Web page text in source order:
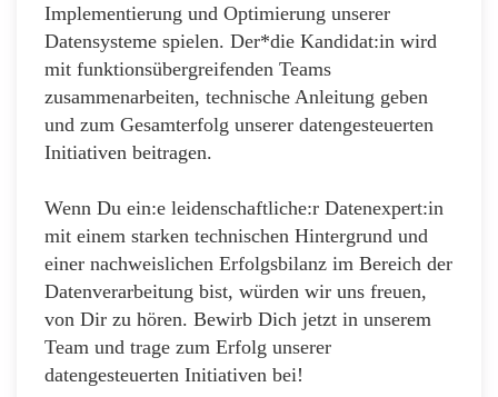
Implementierung und Optimierung unserer
Datensysteme spielen. Der*die Kandidat:in wird
mit funktionsübergreifenden Teams
zusammenarbeiten, technische Anleitung geben
und zum Gesamterfolg unserer datengesteuerten
Initiativen beitragen.
Wenn Du ein:e leidenschaftliche:r Datenexpert:in
mit einem starken technischen Hintergrund und
einer nachweislichen Erfolgsbilanz im Bereich der
Datenverarbeitung bist, würden wir uns freuen,
von Dir zu hören. Bewirb Dich jetzt in unserem
Team und trage zum Erfolg unserer
datengesteuerten Initiativen bei!